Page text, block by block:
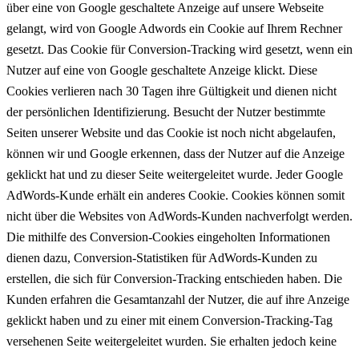
über eine von Google geschaltete Anzeige auf unsere Webseite
gelangt, wird von Google Adwords ein Cookie auf Ihrem Rechner
gesetzt. Das Cookie für Conversion-Tracking wird gesetzt, wenn ein
Nutzer auf eine von Google geschaltete Anzeige klickt. Diese
Cookies verlieren nach 30 Tagen ihre Gültigkeit und dienen nicht
der persönlichen Identifizierung. Besucht der Nutzer bestimmte
Seiten unserer Website und das Cookie ist noch nicht abgelaufen,
können wir und Google erkennen, dass der Nutzer auf die Anzeige
geklickt hat und zu dieser Seite weitergeleitet wurde. Jeder Google
AdWords-Kunde erhält ein anderes Cookie. Cookies können somit
nicht über die Websites von AdWords-Kunden nachverfolgt werden.
Die mithilfe des Conversion-Cookies eingeholten Informationen
dienen dazu, Conversion-Statistiken für AdWords-Kunden zu
erstellen, die sich für Conversion-Tracking entschieden haben. Die
Kunden erfahren die Gesamtanzahl der Nutzer, die auf ihre Anzeige
geklickt haben und zu einer mit einem Conversion-Tracking-Tag
versehenen Seite weitergeleitet wurden. Sie erhalten jedoch keine